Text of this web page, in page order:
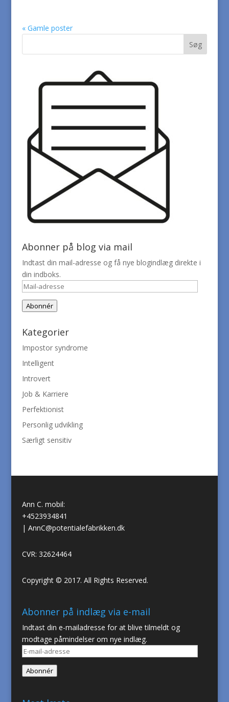
« Gamle poster
Abonner på blog via mail
Indtast din mail-adresse og få nye blogindlæg direkte i
din indboks.
Mail-
adresse
Abonnér
Kategorier
Impostor syndrome
Intelligent
Introvert
Job & Karriere
Perfektionist
Personlig udvikling
Særligt sensitiv
Ann C. mobil:
+4523934841
| AnnC@potentialefabrikken.dk
CVR: 32624464
Copyright © 2017. All Rights Reserved.
Abonner på indlæg via e-mail
Indtast din e-mailadresse for at blive tilmeldt og
modtage påmindelser om nye indlæg.
E-
mail-
adresse
Abonnér